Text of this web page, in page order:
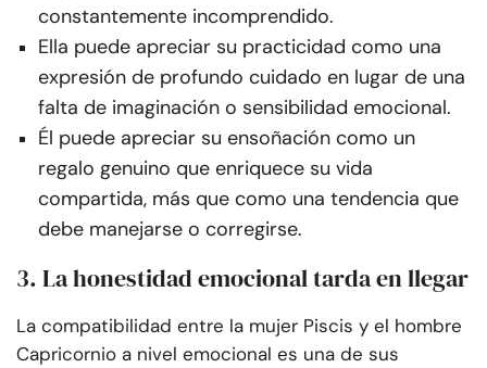
constantemente incomprendido.
Ella puede apreciar su practicidad como una
expresión de profundo cuidado en lugar de una
falta de imaginación o sensibilidad emocional.
Él puede apreciar su ensoñación como un
regalo genuino que enriquece su vida
compartida, más que como una tendencia que
debe manejarse o corregirse.
3. La honestidad emocional tarda en llegar
La compatibilidad entre la mujer Piscis y el hombre
Capricornio a nivel emocional es una de sus